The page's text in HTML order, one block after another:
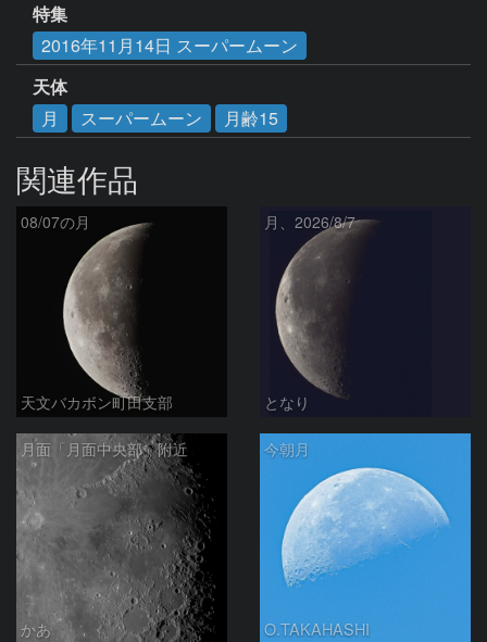
特集
2016年11月14日 スーパームーン
天体
月
スーパームーン 月齢15
関連作品
08/07の月
天文バカボン町田支部
月、2026/8/7
となり
月面「月面中央部」附近
かあ
今朝月
O.TAKAHASHI